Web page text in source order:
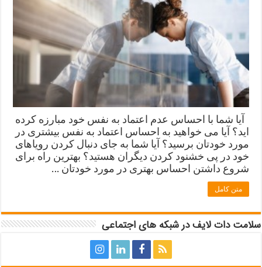
آیا شما با احساس عدم اعتماد به نفس خود مبارزه کرده
اید؟ آیا می خواهید به احساس اعتماد به نفس بیشتری در
مورد خودتان برسید؟ آیا شما به جای دنبال کردن رویاهای
خود در پی خشنود کردن دیگران هستید؟ بهترین راه برای
شروع داشتن احساس بهتری در مورد خودتان …
متن کامل
سلامت دات لایف در شبکه های اجتماعی